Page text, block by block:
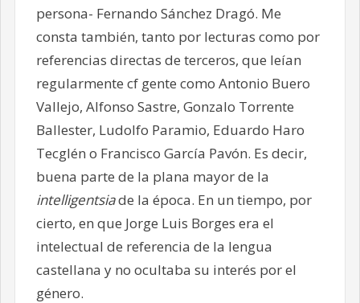
persona- Fernando Sánchez Dragó. Me
consta también, tanto por lecturas como por
referencias directas de terceros, que leían
regularmente cf gente como Antonio Buero
Vallejo, Alfonso Sastre, Gonzalo Torrente
Ballester, Ludolfo Paramio, Eduardo Haro
Tecglén o Francisco García Pavón. Es decir,
buena parte de la plana mayor de la
intelligentsiade la época. En un tiempo, por
cierto, en que Jorge Luis Borges era el
intelectual de referencia de la lengua
castellana y no ocultaba su interés por el
género.